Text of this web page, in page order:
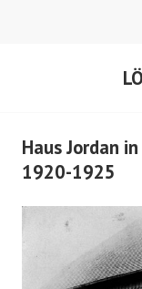
Haus Jordan
1920-1925